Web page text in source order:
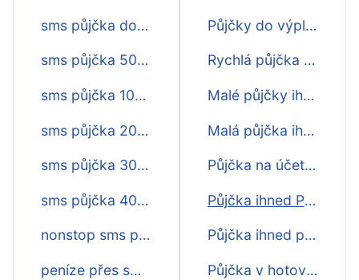
sms půjčka do 5 minut
sms půjčka 5000
sms půjčka 10000
sms půjčka 2000
sms půjčka 3000
sms půjčka 4000
nonstop sms půjčky
peníze přes sms ihned na účtě
Půjčky do výplaty ihned
Rychlá půjčka na účet ihned
Malé půjčky ihned na účet
Malá půjčka ihned na účet
Půjčka na účet ihned
Půjčka ihned Praha
Půjčka ihned peníze na účet
Půjčka v hotovosti ihned